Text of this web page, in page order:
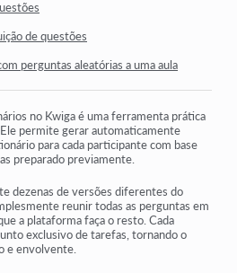
de palavras
de questões
perguntas aleatórias a uma aula
no Kwiga é uma ferramenta prática
permite gerar automaticamente
para cada participante com base
preparado previamente.
dezenas de versões diferentes do
reunir todas as perguntas em
a plataforma faça o resto. Cada
exclusivo de tarefas, tornando o
e envolvente.